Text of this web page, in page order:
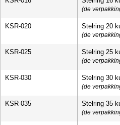
(de
KSR-020 Stelring 20
(de
KSR-025 Stelring 25
(de
KSR-030 Stelring 30
(de
KSR-035 Stelring 35
(de